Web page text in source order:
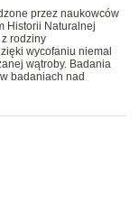
przez naukowców
Historii Naturalnej
z rodziny
wycofaniu niemal
wątroby. Badania
badaniach nad